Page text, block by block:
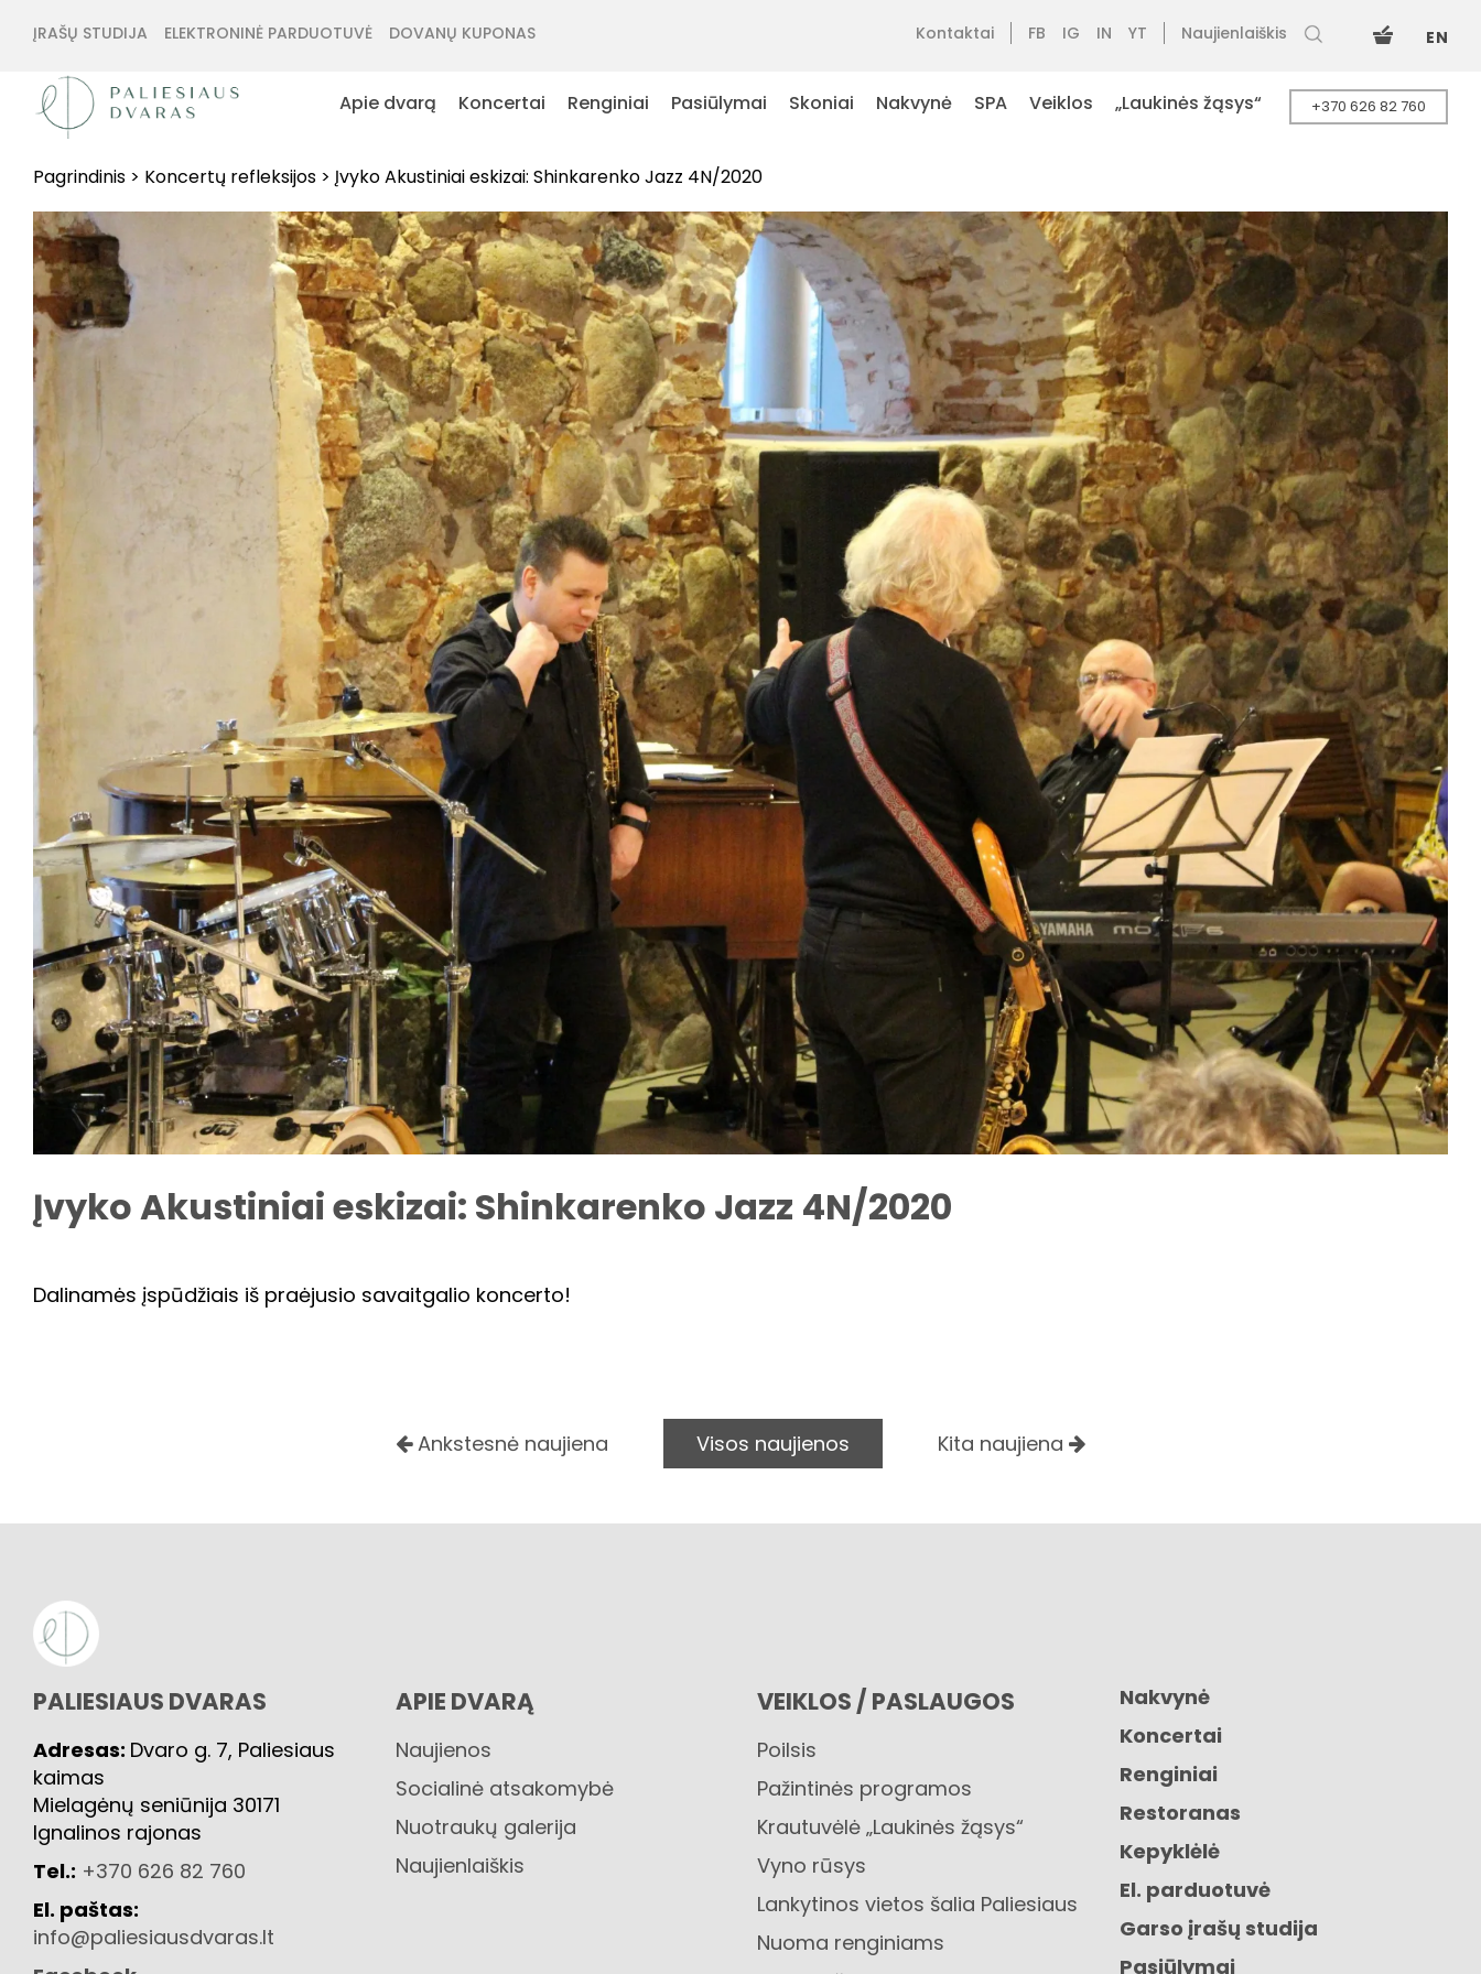
ĮRAŠŲ STUDIJA ELEKTRONINĖ PARDUOTUVĖ DOVANŲ KUPONAS Kontaktai FB IG IN YT Naujienlaiškis EN
Apie dvarą Koncertai Renginiai Pasiūlymai Skoniai Nakvynė SPA Veiklos „Laukinės žąsys“ +370 626 82 760
Pagrindinis > Koncertų refleksijos > Įvyko Akustiniai eskizai: Shinkarenko Jazz 4N/2020
Įvyko Akustiniai eskizai: Shinkarenko Jazz 4N/2020
Dalinamės įspūdžiais iš praėjusio savaitgalio koncerto!
Ankstesnė naujiena Visos naujienos Kita naujiena
PALIESIAUS DVARAS
Adresas: Dvaro g. 7, Paliesiaus
kaimas
Mielagėnų seniūnija 30171
Ignalinos rajonas
Tel.: +370 626 82 760
El. paštas:
info@paliesiausdvaras.lt
APIE DVARĄ
Naujienos
Socialinė atsakomybė
Nuotraukų galerija
Naujienlaiškis
VEIKLOS / PASLAUGOS
Poilsis
Pažintinės programos
Krautuvėlė „Laukinės žąsys“
Vyno rūsys
Lankytinos vietos šalia Paliesiaus
Nuoma renginiams
Nakvynė
Koncertai
Renginiai
Restoranas
Kepyklėlė
El. parduotuvė
Garso įrašų studija
Pasiūlymai